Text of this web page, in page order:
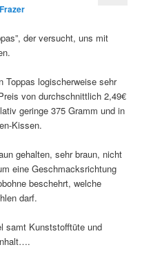
Frazer
der versucht, uns mit
Toppas logischerweise sehr
von durchschnittlich 2,49€
geringe 375 Gramm und in
Kissen.
gehalten, sehr braun, nicht
eine Geschmacksrichtung
beschehrt, welche
darf.
samt Kunststofftüte und